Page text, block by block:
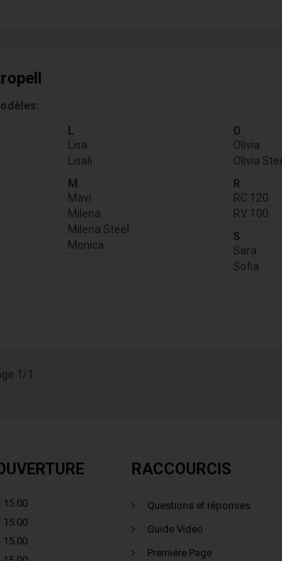
L
Lisa
Lisali
M
Mavi
Milena
Milena Steel
Monica
O
Olivia
Olivia
R
RC 120
RV 100
S
Sara
Sofia
1/1
15.00
15.00
15.00
RACCOURCIS
Questions et réponses
Guide Video
Premiére Page